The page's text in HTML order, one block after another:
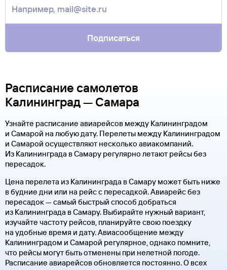
Подписаться
Расписание самолетов
Калининград — Самара
Узнайте расписание авиарейсов между Калининградом
и Самарой на любую дату. Перелеты между Калининградом
и Самарой осуществляют несколько авиакомпаний.
Из Калининграда в Самару регулярно летают рейсы без
пересадок.
Цена перелета из Калининграда в Самару может быть ниже
в будние дни или на рейс с пересадкой. Авиарейс без
пересадок — самый быстрый способ добраться
из Калининграда в Самару. Выбирайте нужный вариант,
изучайте частоту рейсов, планируйте свою поездку
на удобные время и дату. Авиасообщение между
Калининградом и Самарой регулярное, однако помните,
что рейсы могут быть отменены при нелетной погоде.
Расписание авиарейсов обновляется постоянно. О всех